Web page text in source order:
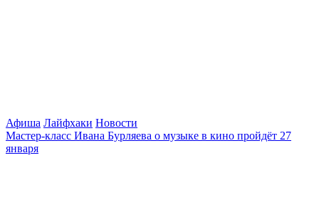
Афиша Лайфхаки Новости
Мастер-класс Ивана Бурляева о музыке в кино пройдёт 27
января